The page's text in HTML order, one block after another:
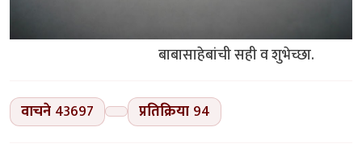
बाबासाहेबांची सही व शुभेच्छा.
वाचने 43697 प्रतिक्रिया 94